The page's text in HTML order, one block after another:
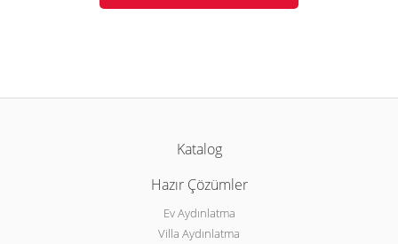
Katalog
Hazır Çözümler
Ev Aydınlatma
Villa Aydınlatma